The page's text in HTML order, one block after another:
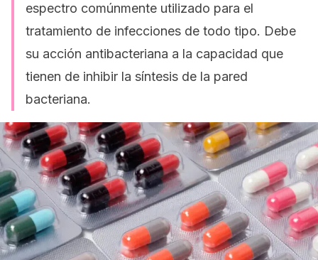
espectro comúnmente utilizado para el
tratamiento de infecciones de todo tipo. Debe
su acción antibacteriana a la capacidad que
tienen de inhibir la síntesis de la pared
bacteriana.